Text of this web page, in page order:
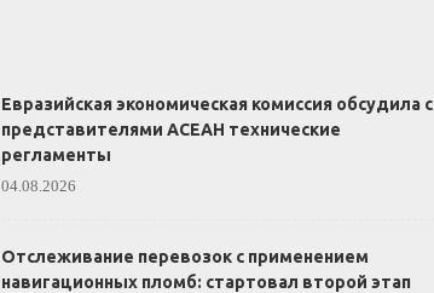
Евразийская экономическая комиссия обсудила с
представителями АСЕАН технические
регламенты
04.08.2026
Отслеживание перевозок с применением
навигационных пломб: стартовал второй этап